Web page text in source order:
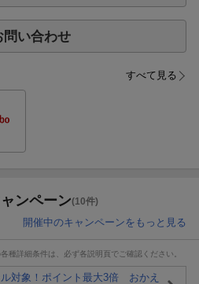
問い合わせ
すべて見る
ンペーン(10件)
開催中のキャンペーンをもっと見る
種詳細条件は、必ず各説明頁でご確認ください。
ル対象！ポイント最大3倍 おかえ